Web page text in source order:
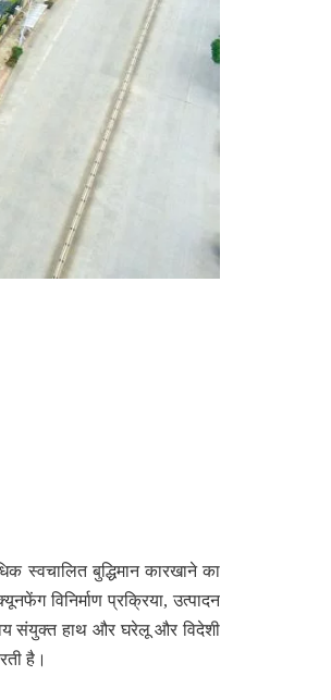
स्वचालित बुद्धिमान कारखाने का
विनिर्माण प्रक्रिया, उत्पादन
संयुक्त हाथ और घरेलू और विदेशी
है।